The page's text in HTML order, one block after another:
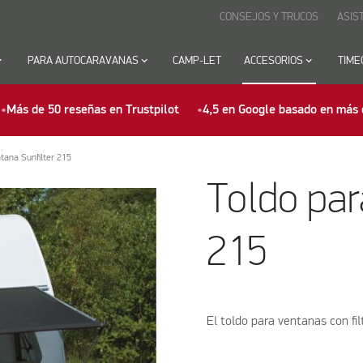
PARA AUTOCARAVANASkeyboard_arrow_down CAMP-LET ACCESORIOS keyboard_arrow_down
CONSEJOS Y TRUCOS
Más de 50 reseñas en Trustpilot 4,5 en Google basado en más
Sunfilter 215
Toldo
215
El toldo para ventanas con